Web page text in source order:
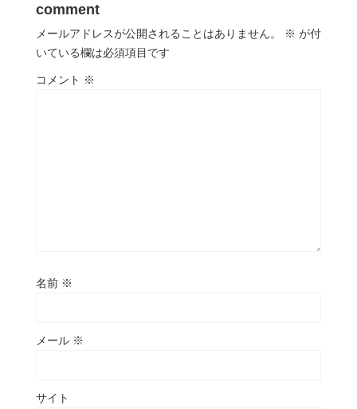
comment
メールアドレスが公開されることはありません。 ※ が付
いている欄は必須項目です
コメント ※
名前 ※
メール ※
サイト